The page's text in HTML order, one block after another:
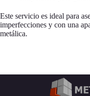
Este servicio es ideal para
imperfecciones y con una
metálica.